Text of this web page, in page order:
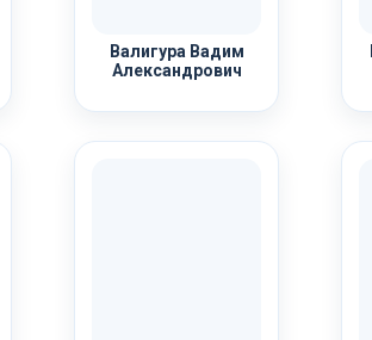
Валигура Вадим
Александрович